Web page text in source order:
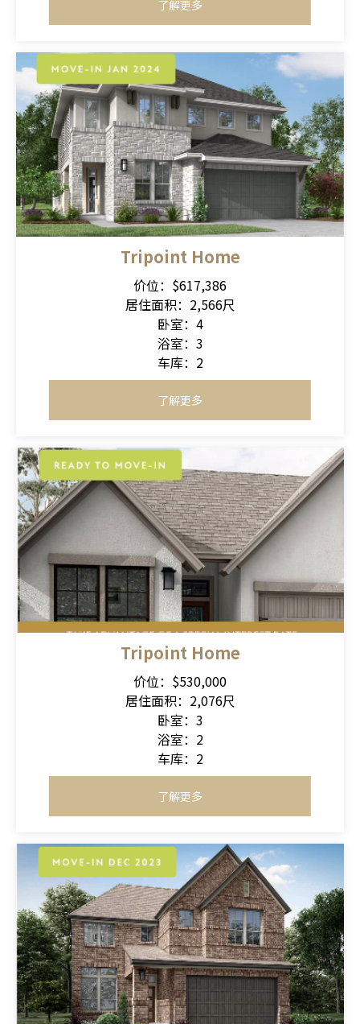
了解更多
Tripoint Home
价位：$617,386
居住面积：2,566尺
卧室：4
浴室：3
车库：2
了解更多
Tripoint Home
价位：$530,000
居住面积：2,076尺
卧室：3
浴室：2
车库：2
了解更多